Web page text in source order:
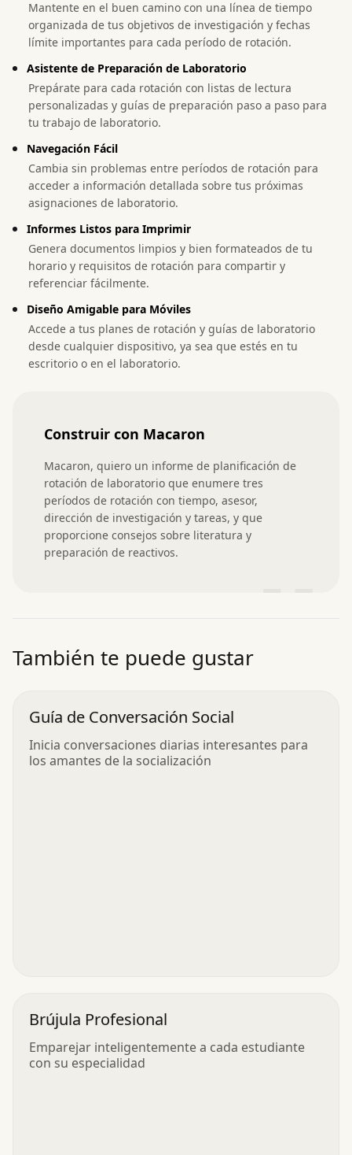
Mantente en el buen camino con una línea de tiempo
organizada de tus objetivos de investigación y fechas
límite importantes para cada período de rotación.
Asistente de Preparación de Laboratorio
Prepárate para cada rotación con listas de lectura
personalizadas y guías de preparación paso a paso para
tu trabajo de laboratorio.
Navegación Fácil
Cambia sin problemas entre períodos de rotación para
acceder a información detallada sobre tus próximas
asignaciones de laboratorio.
Informes Listos para Imprimir
Genera documentos limpios y bien formateados de tu
horario y requisitos de rotación para compartir y
referenciar fácilmente.
Diseño Amigable para Móviles
Accede a tus planes de rotación y guías de laboratorio
desde cualquier dispositivo, ya sea que estés en tu
escritorio o en el laboratorio.
Construir con Macaron
Macaron, quiero un informe de planificación de
rotación de laboratorio que enumere tres
períodos de rotación con tiempo, asesor,
dirección de investigación y tareas, y que
proporcione consejos sobre literatura y
preparación de reactivos.
”
También te puede gustar
Guía de Conversación Social
Inicia conversaciones diarias interesantes para
los amantes de la socialización
Brújula Profesional
Emparejar inteligentemente a cada estudiante
con su especialidad